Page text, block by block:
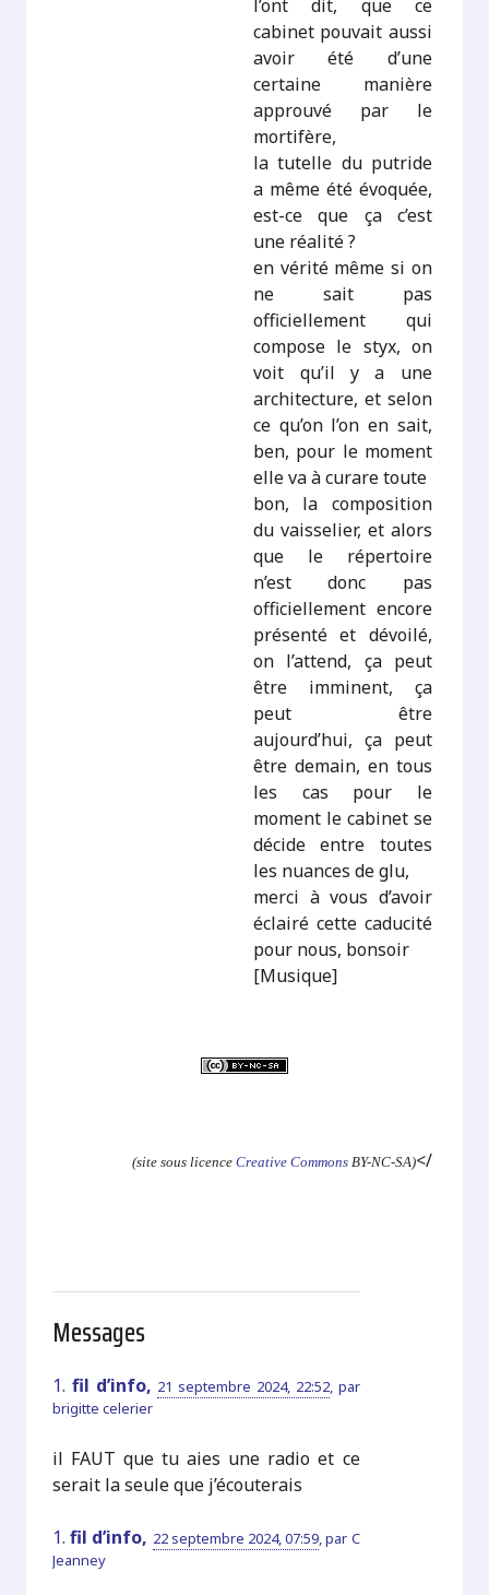
l’ont dit, que ce
cabinet pouvait aussi
avoir été d’une
certaine manière
approuvé par le
mortifère,
la tutelle du putride
a même été évoquée,
est-ce que ça c’est
une réalité ?
en vérité même si on
ne sait pas
officiellement qui
compose le styx, on
voit qu’il y a une
architecture, et selon
ce qu’on l’on en sait,
ben, pour le moment
elle va à curare toute
bon, la composition
du vaisselier, et alors
que le répertoire
n’est donc pas
officiellement encore
présenté et dévoilé,
on l’attend, ça peut
être imminent, ça
peut être
aujourd’hui, ça peut
être demain, en tous
les cas pour le
moment le cabinet se
décide entre toutes
les nuances de glu,
merci à vous d’avoir
éclairé cette caducité
pour nous, bonsoir
[Musique]
(site sous licence Creative CommonsBY-NC-SA)</
Messages
1. fil d’info, 21 septembre 2024, 22:52, par
brigitte celerier
il FAUT que tu aies une radio et ce
serait la seule que j’écouterais
1. fil d’info, 22 septembre 2024, 07:59,par C
Jeanney